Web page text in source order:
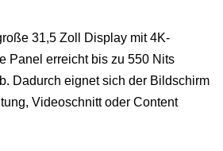
31,5 Zoll Display mit 4K-
Panel erreicht bis zu 550 Nits
Dadurch eignet sich der Bildschirm
Videoschnitt oder Content